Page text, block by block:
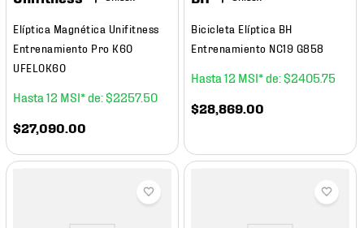
Elíptica Magnética Unifitness
Entrenamiento Pro K60
UFEL0K60
12 $2257.50
$27,090.00
Bicicleta Elíptica BH
Entrenamiento NC19 G858
12 $2405.75
$28,869.00